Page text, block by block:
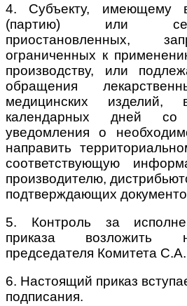
4. Субъекту, имеющему
(партию) или
приостановленных,
ограниченных к
производству, или
обращения
медицинских
календарных дней со
уведомления о
направить
соответствующую
производителю,
подтверждающих
5. Контроль за
приказа возложить
председателя Комитета
6. Настоящий приказ
подписания.